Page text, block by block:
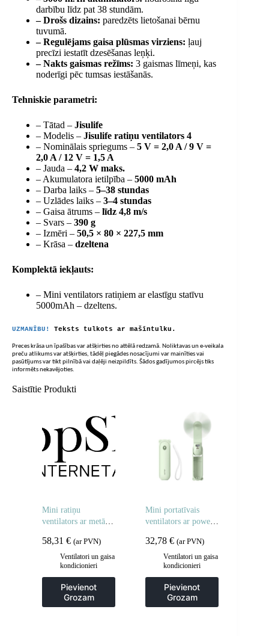
darbību līdz pat 38 stundām.
– Drošs dizains: paredzēts lietošanai bērnu
tuvumā.
– Regulējams gaisa plūsmas virziens: ļauj
precīzi iestatīt dzesēšanas leņķi.
– Nakts gaismas režīms: 3 gaismas līmeņi, kas
noderīgi pēc tumsas iestāšanās.
Tehniskie parametri:
– Tātad – Jisulife
– Modelis – Jisulife ratiņu ventilators 4
– Nominālais spriegums – 5 V = 2,0 A / 9 V =
2,0 A / 12 V = 1,5 A
– Jauda – 4,2 W maks.
– Akumulatora ietilpība – 5000 mAh
– Darba laiks – 5–38 stundas
– Uzlādes laiks – 3–4 stundas
– Gaisa ātrums – līdz 4,8 m/s
– Svars – 390 g
– Izmēri – 50,5 × 80 × 227,5 mm
– Krāsa – dzeltena
Komplektā iekļauts:
– Mini ventilators ratiņiem ar elastīgu statīvu
5000mAh – dzeltens.
UZMANĪBU! Teksts tulkots ar mašīntulku.
Preces krāsa un īpašības var atšķirties no attēlā redzamā. Noliktavas un e-veikala
preču atlikums var atšķirties, tādēļ piegādes nosacījumi var mainīties vai
pasūtījums var tikt pilnībā vai daļēji neizpildīts. Šādos gadījumos pircējs tiks
informēts nekavējoties.
Saistītie Produkti
Mini ratiņu
ventilators ar metāla
zils
58,31 € (ar PVN)
Ventilatori un gaisa
kondicionieri
Pievienot
Grozam
Mini portatīvais
ventilators ar power
lukturīti, salokāms,
4500mAh USB-C –
32,78€ (ar PVN)
Ventilatori un gaisa
kondicionieri
Pievienot
Grozam